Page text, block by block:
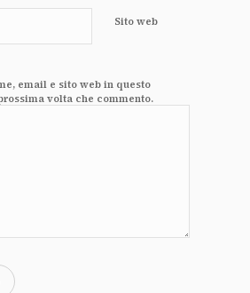
Sito web
email e sito web in questo
volta che commento.